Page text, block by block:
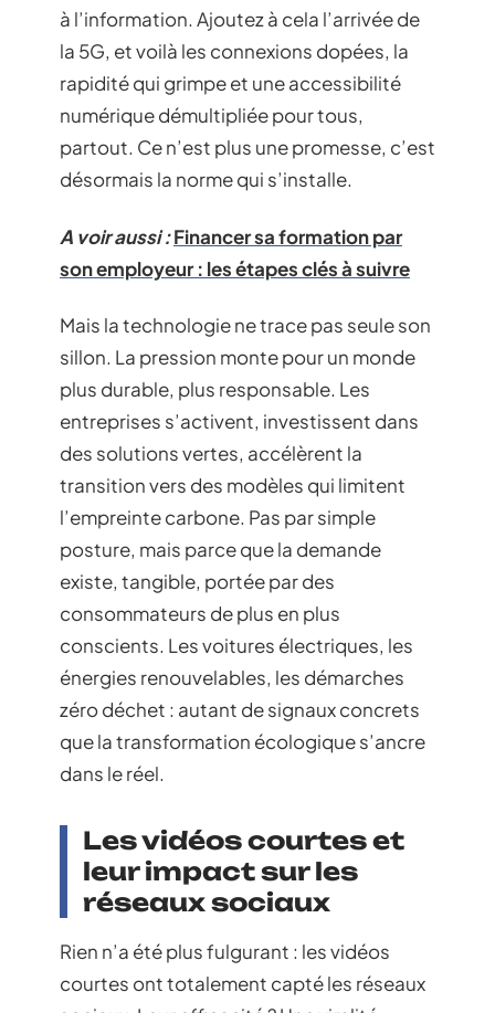
à l’information. Ajoutez à cela l’arrivée de
la 5G, et voilà les connexions dopées, la
rapidité qui grimpe et une accessibilité
numérique démultipliée pour tous,
partout. Ce n’est plus une promesse, c’est
désormais la norme qui s’installe.
A voir aussi :Financer sa formation par
son employeur : les étapes clés à suivre
Mais la technologie ne trace pas seule son
sillon. La pression monte pour un monde
plus durable, plus responsable. Les
entreprises s’activent, investissent dans
des solutions vertes, accélèrent la
transition vers des modèles qui limitent
l’empreinte carbone. Pas par simple
posture, mais parce que la demande
existe, tangible, portée par des
consommateurs de plus en plus
conscients. Les voitures électriques, les
énergies renouvelables, les démarches
zéro déchet : autant de signaux concrets
que la transformation écologique s’ancre
dans le réel.
Les vidéos courtes et
leur impact sur les
réseaux sociaux
Rien n’a été plus fulgurant : les vidéos
courtes ont totalement capté les réseaux